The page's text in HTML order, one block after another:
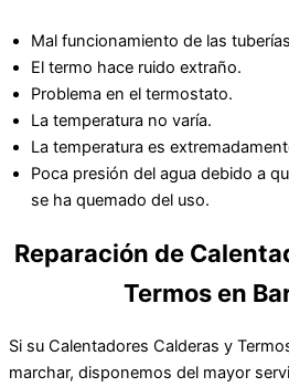
Mal funcionamiento de las
El termo hace ruido extraño.
Problema en el termostato.
La temperatura no varía.
La temperatura es
Poca presión del agua debido a
se ha quemado del uso.
Reparación de
Termos en
Si su Calentadores Calderas y
marchar, disponemos del mayor